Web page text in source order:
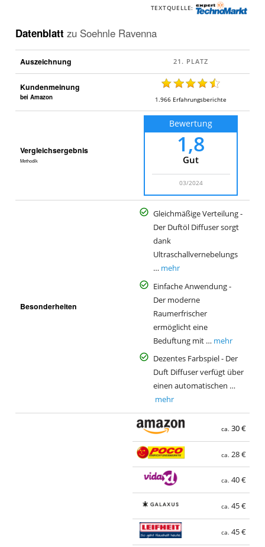
TEXTQUELLE:
E
t
e
c
h
n
o
m
k
t
Datenblatt zu Soehnle Ravenna
Auszeichnung
Kundenmeinung
bei Amazon 1.966 Erfahrungsberichte
Vergleichsergebnis
Methodik
Bewertung
1,8
Gut
03/2024
Besonderheiten
Gleichmäßige Verteilung -
Der Duftöl Diffuser sorgt
dank
Ultraschallvernebelungs
… mehr
Einfache Anwendung -
Der moderne
Raumerfrischer
ermöglicht eine
Beduftung mit … mehr
Dezentes Farbspiel - Der
Duft Diffuser verfügt über
einen automatischen …
mehr
ca. 30 €
ca. 28 €
ca. 40 €
ca. 45 €
ca. 45 €